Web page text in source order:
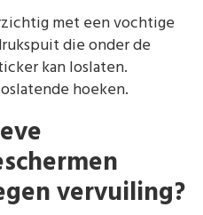
met een vochtige
die onder de
kan loslaten.
hoeken.
vervuiling?